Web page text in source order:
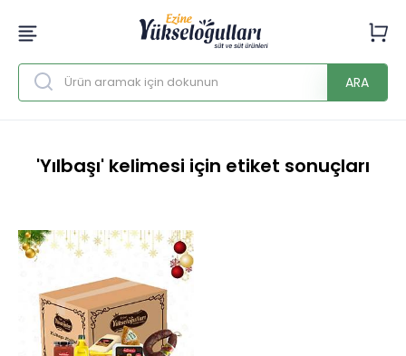
ARA
'Yılbaşı' kelimesi için etiket sonuçları